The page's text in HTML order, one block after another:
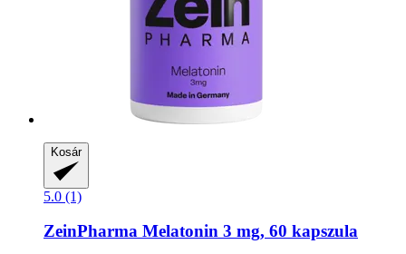
Kosár
5.0 (1)
ZeinPharma Melatonin 3 mg, 60 kapszula